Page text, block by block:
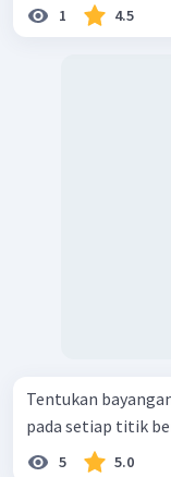
1 4.5
Tentukan
5 5.0